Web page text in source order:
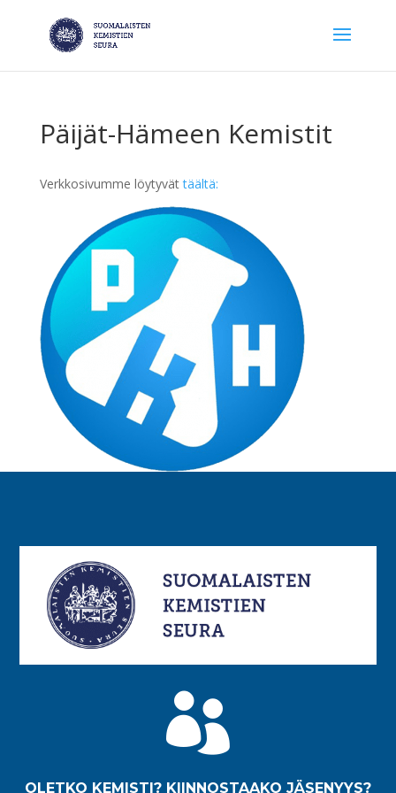
Päijät-Hämeen Kemistit
Verkkosivumme löytyvättäältä:

OLETKO KEMISTI? KIINNOSTAAKO JÄSENYYS?